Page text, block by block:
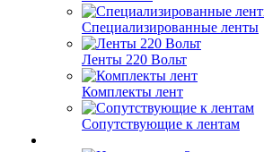
Специализированные ленты
Ленты 220 Вольт
Комплекты лент
Сопутствующие к лентам